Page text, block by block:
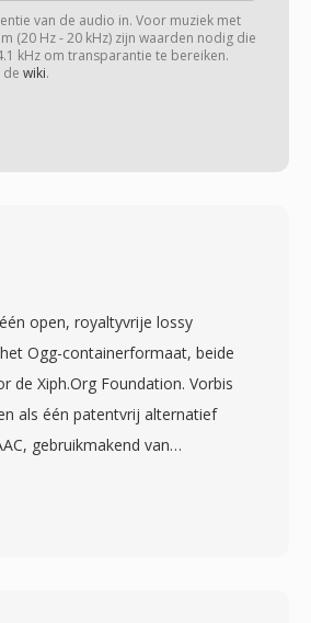
van de audio in. Voor muziek met
(20 Hz - 20 kHz) zijn waarden nodig die
kHz om transparantie te bereiken.
de wiki.
open, royaltyvrije lossy
Ogg-containerformaat, beide
de Xiph.Org Foundation. Vorbis
als één patentvrij alternatief
gebruikmakend van
cosine transform (MDCT)